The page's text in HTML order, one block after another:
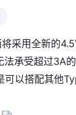
采用全新的
法承受超过3A的
可以搭配其他